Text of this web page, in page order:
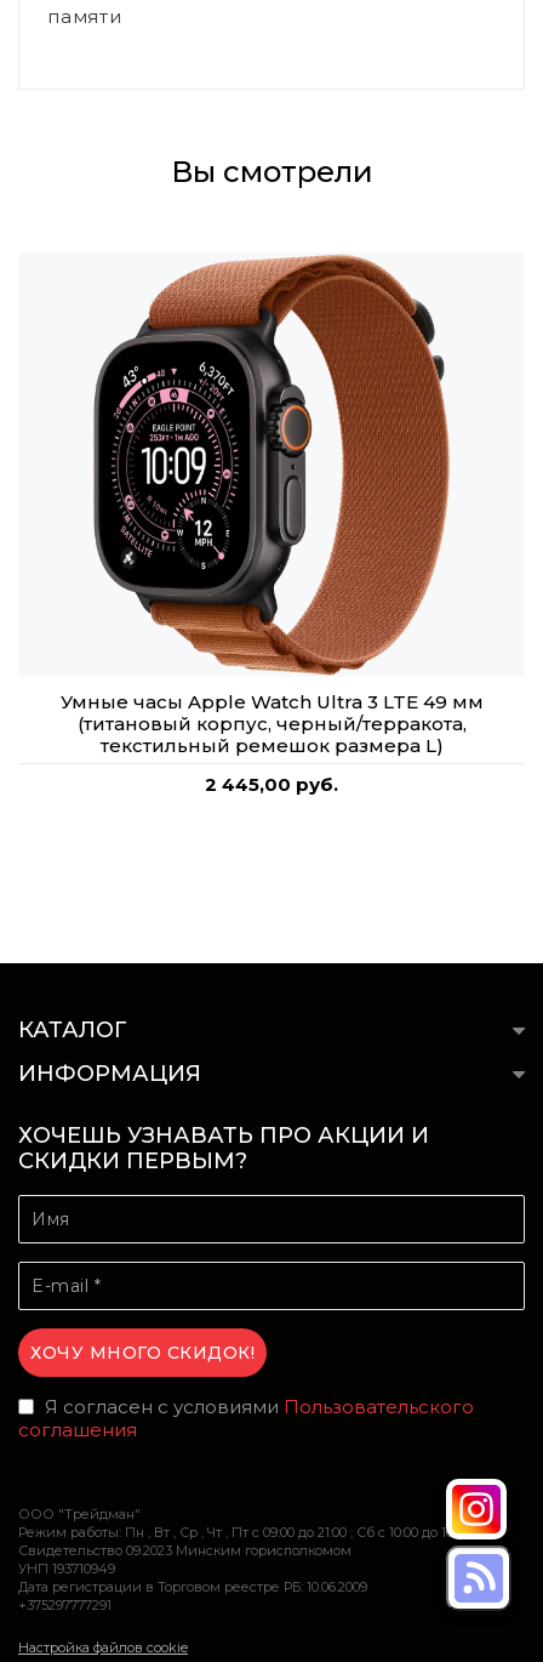
памяти
Вы смотрели
Умные часы Apple Watch Ultra 3 LTE 49 мм
(титановый корпус, черный/терракота,
текстильный ремешок размера L)
2 445,00 руб.
КАТАЛОГ
ИНФОРМАЦИЯ
ХОЧЕШЬ УЗНАВАТЬ ПРО АКЦИИ И
СКИДКИ ПЕРВЫМ?
Я согласен с условиями Пользовательского
соглашения
ООО "Трейдман"
Режим работы: Пн , Вт , Ср , Чт , Пт c 09:00 до 21:00 ; Сб c 10:00 до 16:00
Свидетельство 09.2023 Минским горисполкомом
УНП 193710949
Дата регистрации в Торговом реестре РБ: 10.06.2009
+375297777291
Настройка файлов cookie